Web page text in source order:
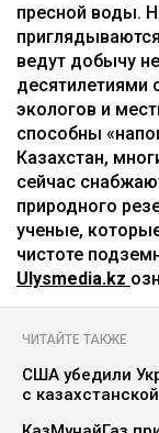
пресной воды.
ведут добычу
десятилетиями
экологов и
способны
Казахстан,
сейчас
природного
ученые,
чистоте
Ulysmedia.kz
ЧИТАЙТЕ ТАКЖЕ
США убедили
с